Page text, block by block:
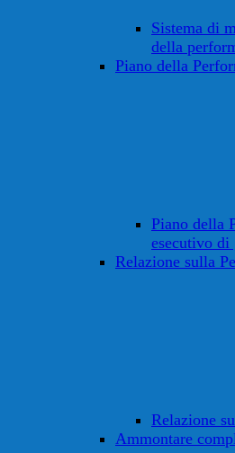
Sistema di
della
Piano della
Piano della
esecutivo di
Relazione sulla
Relazione
Ammontare